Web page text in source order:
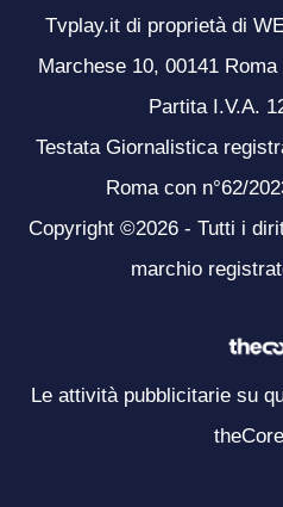
Tvplay.it di proprietà di
Marchese 10, 00141
Partita I.V.A.
Testata Giornalistica
Roma con n°62/
Copyright ©2026 - Tutti i
marchio
Le attività pubblicitarie su